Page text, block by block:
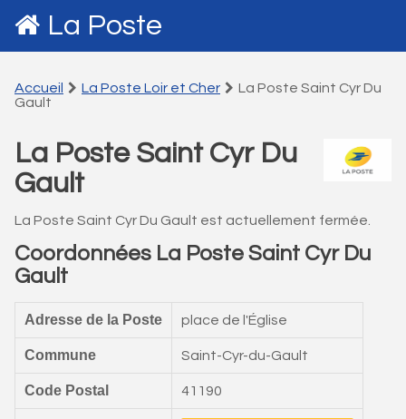
La Poste
Accueil La Poste Loir et Cher
La Poste Saint Cyr Du
Gault
La Poste Saint Cyr Du
Gault
La Poste Saint Cyr Du Gault est actuellement fermée.
Coordonnées La Poste Saint Cyr Du
Gault
Adresse de la Poste place de l'Église
Commune Saint-Cyr-du-Gault
Code Postal 41190